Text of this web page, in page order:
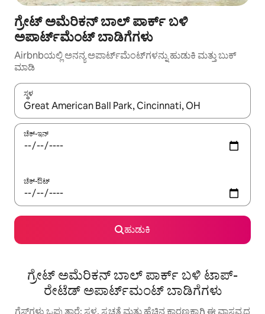
ಗ್ರೇಟ್ ಅಮೆರಿಕನ್ ಬಾಲ್ ಪಾರ್ಕ್ ಬಳಿ
ಅಪಾರ್ಟ್‌ಮೆಂಟ್ ಬಾಡಿಗೆಗಳು
Airbnbಯಲ್ಲಿ ಅನನ್ಯ ಅಪಾರ್ಟ್‌ಮೆಂಟ್‌ಗಳನ್ನು ಹುಡುಕಿ ಮತ್ತು ಬುಕ್
ಮಾಡಿ
ಸ್ಥಳ
ಫಲಿತಾಂಶಗಳು ಲಭ್ಯವಿರುವಾಗ, ಅಪ್ ಮತ್ತು ಡೌನ್ ಬಾಣದ ಕೀಲಿಗಳೊಂದಿಗೆ
ಚೆಕ್-ಇನ್
ಚೆಕ್-ಔಟ್
ಹುಡುಕಿ
ಗ್ರೇಟ್ ಅಮೆರಿಕನ್ ಬಾಲ್ ಪಾರ್ಕ್ ಬಳಿ ಟಾಪ್-
ರೇಟೆಡ್ ಅಪಾರ್ಟ್‌ಮಂಟ್ ಬಾಡಿಗೆಗಳು
ಗೆಸ್ಟ್‌ಗಳು ಒಪ್ಪುತ್ತಾರೆ: ಸ್ಥಳ, ಸ್ವಚ್ಛತೆ ಮತ್ತು ಹೆಚ್ಚಿನ ಕಾರಣಕ್ಕಾಗಿ ಈ ವಾಸ್ತವ್ಯದ